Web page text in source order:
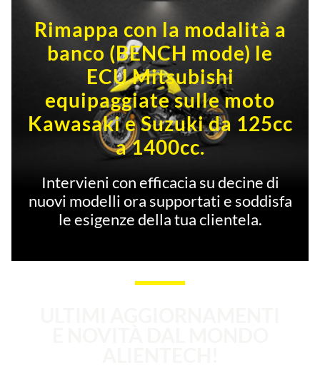
Rimappa con la modalità a
banco (BENCH mode) le
ECU Mitsubishi
equipaggiate sulle moto
Kawasaki e Suzuki da 125cc
a 1400cc.
Intervieni con efficacia su decine di
nuovi modelli ora supportati e soddisfa
le esigenze della tua clientela.